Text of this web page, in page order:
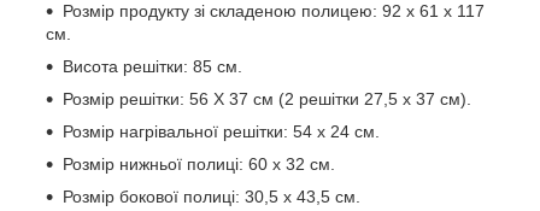
Розмір продукту зі складеною полицею: 92 x 61 x 117
см.
Висота решітки: 85 см.
Розмір решітки: 56 X 37 см (2 решітки 27,5 x 37 см).
Розмір нагрівальної решітки: 54 x 24 см.
Розмір нижньої полиці: 60 x 32 см.
Розмір бокової полиці: 30,5 х 43,5 см.